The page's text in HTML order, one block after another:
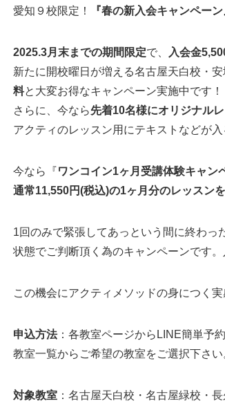
愛知９校限定！ 『春の新入会キャンペーン
2025.3月末までの期間限定で、 入会金
新たに開校曜日が増える名古屋天白校・
料と大変お得なキャンペーン実施中です！
さらに、今なら先着10名様にオリジナル
アクティのレッスン用にテキストなどが入
今なら『ワンコイン1ヶ月受講体験キャン
通常11,550円(税込)の1ヶ月分のレッスン
1回のみで緊張してあっという間に終わ
状態でご判断頂く為のキャンペーンです
この機会にアクティメソッドの身につく実
申込方法：各教室ページからLINE簡単予
教室一覧からご希望の教室をご選択下さい
対象教室 ：名古屋天白校・名古屋緑校・